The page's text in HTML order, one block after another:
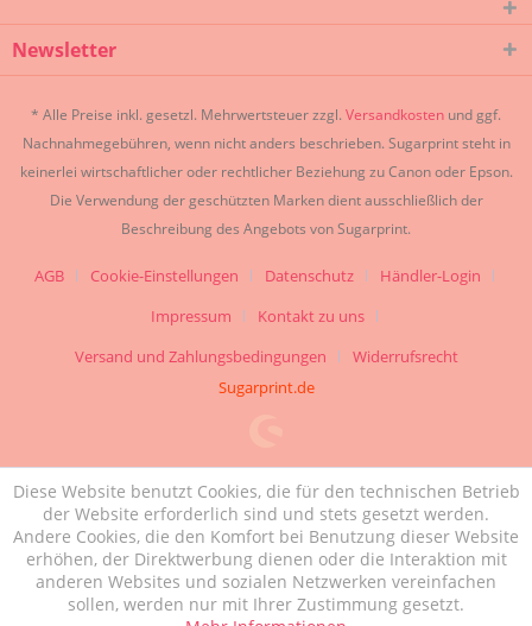
Newsletter
* Alle Preise inkl. gesetzl. Mehrwertsteuer zzgl. Versandkosten und ggf.
Nachnahmegebühren, wenn nicht anders beschrieben. Sugarprint steht in
keinerlei wirtschaftlicher oder rechtlicher Beziehung zu Canon oder Epson.
Die Verwendung der geschützten Marken dient ausschließlich der
Beschreibung des Angebots von Sugarprint.
AGB Cookie-Einstellungen Datenschutz
Händler-Login
Impressum
Kontakt zu uns
Versand und Zahlungsbedingungen
Widerrufsrecht
Sugarprint.de
Diese Website benutzt Cookies, die für den technischen Betrieb
der Website erforderlich sind und stets gesetzt werden.
Andere Cookies, die den Komfort bei Benutzung dieser Website
erhöhen, der Direktwerbung dienen oder die Interaktion mit
anderen Websites und sozialen Netzwerken vereinfachen
sollen, werden nur mit Ihrer Zustimmung gesetzt.